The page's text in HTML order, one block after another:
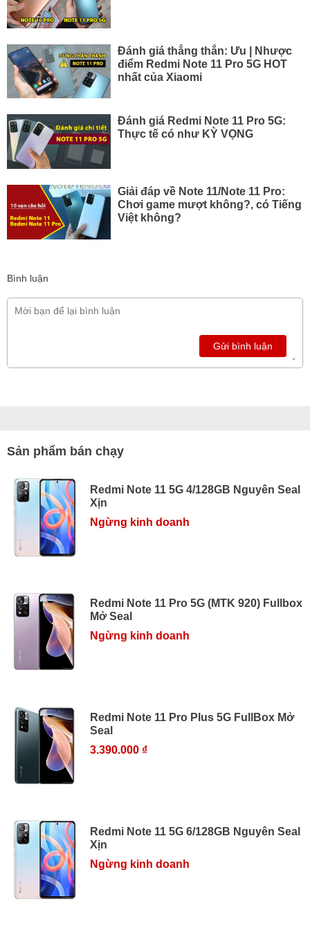
Đánh giá thẳng thắn: Ưu | Nhược
điểm Redmi Note 11 Pro 5G HOT
nhất của Xiaomi
Đánh giá Redmi Note 11 Pro 5G:
Thực tế có như KỲ VỌNG
Giải đáp về Note 11/Note 11 Pro:
Chơi game mượt không?, có Tiếng
Việt không?
Bình luận
Gửi bình luận
Sản phẩm bán chạy
Redmi Note 11 5G 4/128GB Nguyên Seal
Xịn
Ngừng kinh doanh
Redmi Note 11 Pro 5G (MTK 920) Fullbox
Mở Seal
Ngừng kinh doanh
Redmi Note 11 Pro Plus 5G FullBox Mở
Seal
3.390.000 ₫
Redmi Note 11 5G 6/128GB Nguyên Seal
Xịn
Ngừng kinh doanh